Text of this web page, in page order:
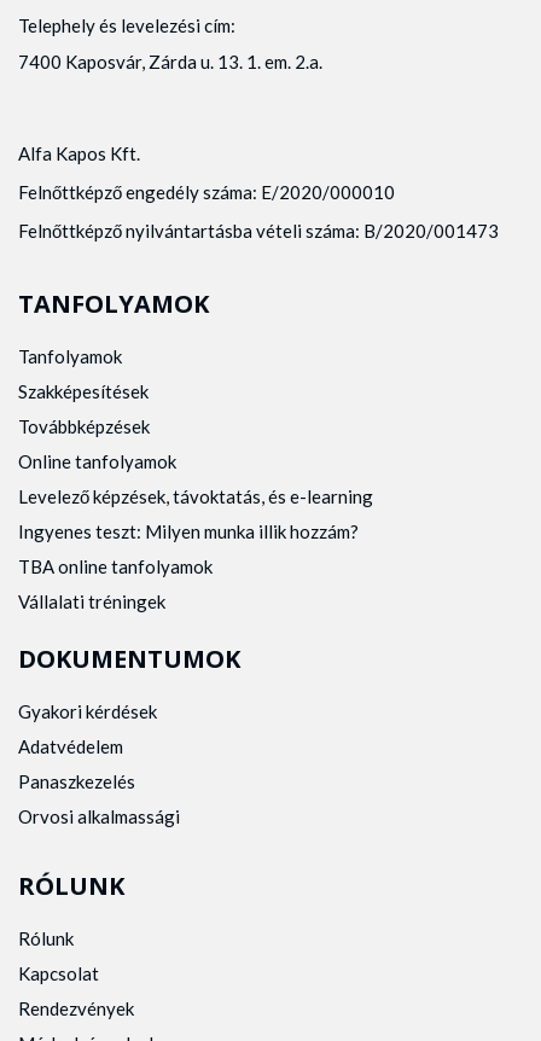
Telephely és levelezési cím:
7400 Kaposvár, Zárda u. 13. 1. em. 2.a.
Alfa Kapos Kft.
Felnőttképző engedély száma: E/2020/000010
Felnőttképző nyilvántartásba vételi száma: B/2020/001473
TANFOLYAMOK
Tanfolyamok
Szakképesítések
Továbbképzések
Online tanfolyamok
Levelező képzések, távoktatás, és e-learning
Ingyenes teszt: Milyen munka illik hozzám?
TBA online tanfolyamok
Vállalati tréningek
DOKUMENTUMOK
Gyakori kérdések
Adatvédelem
Panaszkezelés
Orvosi alkalmassági
RÓLUNK
Rólunk
Kapcsolat
Rendezvények